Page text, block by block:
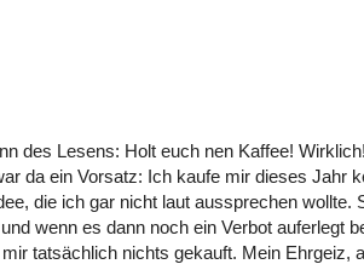
des Lesens: Holt euch nen Kaffee! Wirklich!
da ein Vorsatz: Ich kaufe mir dieses Jahr
die ich gar nicht laut aussprechen wollte.
wenn es dann noch ein Verbot auferlegt
tatsächlich nichts gekauft. Mein Ehrgeiz,